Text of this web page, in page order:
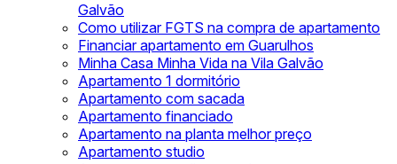
Galvão
Como utilizar FGTS na compra de apartamento
Financiar apartamento em Guarulhos
Minha Casa Minha Vida na Vila Galvão
Apartamento 1 dormitório
Apartamento com sacada
Apartamento financiado
Apartamento na planta melhor preço
Apartamento studio